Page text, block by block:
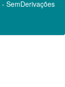
SemDerivações